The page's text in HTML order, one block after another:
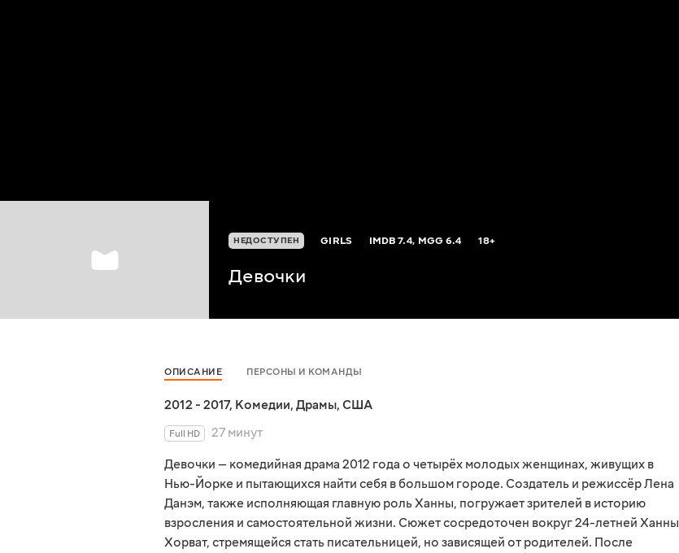
НЕДОСТУПЕН GIRLS IMDB7.4, MGG6.4 18+
Девочки
ОПИСАНИЕ ПЕРСОНЫ И КОМАНДЫ
2012 - 2017, Комедии, Драмы, США
Full HD
27 минут
Девочки — комедийная драма 2012 года о четырёх молодых женщинах, живущих в
Нью-Йорке и пытающихся найти себя в большом городе. Создатель и режиссёр Лена
Данэм, также исполняющая главную роль Ханны, погружает зрителей в историю
взросления и самостоятельной жизни. Сюжет сосредоточен вокруг 24-летней Ханны
Хорват, стремящейся стать писательницей, но зависящей от родителей. После